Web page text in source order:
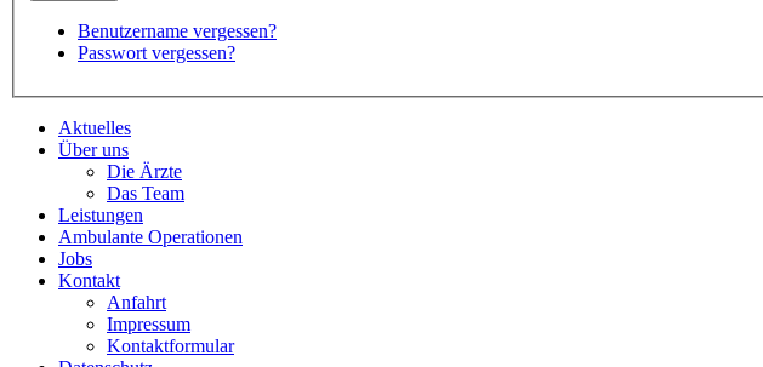
Benutzername vergessen?
Passwort vergessen?
Aktuelles
Über uns
Die Ärzte
Das Team
Leistungen
Ambulante Operationen
Jobs
Kontakt
Anfahrt
Impressum
Kontaktformular